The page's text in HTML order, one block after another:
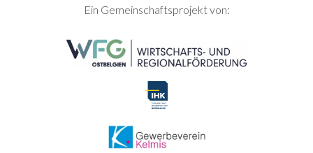
SEITENFUSSEin Gemeinschaftsprojekt von: